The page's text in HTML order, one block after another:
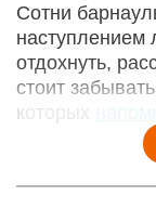
Сотни
отдохнуть,
стоит
которых